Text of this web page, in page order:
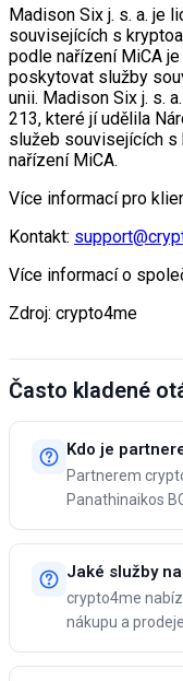
Madison Six j. s. a. je
souvisejících s
podle nařízení MiCA
poskytovat služby
unii. Madison Six j. s.
213, které jí udělila
služeb souvisejících
nařízení MiCA.
Více informací pro
Kontakt:
Více informací o
Zdroj: crypto4me
Často kladené
Kdo je
Partnerem
Panathinaikos
Jaké služby
crypto4me
nákupu a